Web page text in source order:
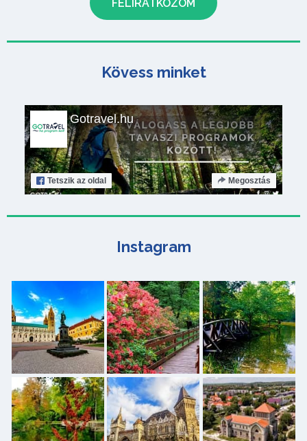
Kövess minket
Gotravel.hu
Tetszik az oldal Megosztás
Instagram